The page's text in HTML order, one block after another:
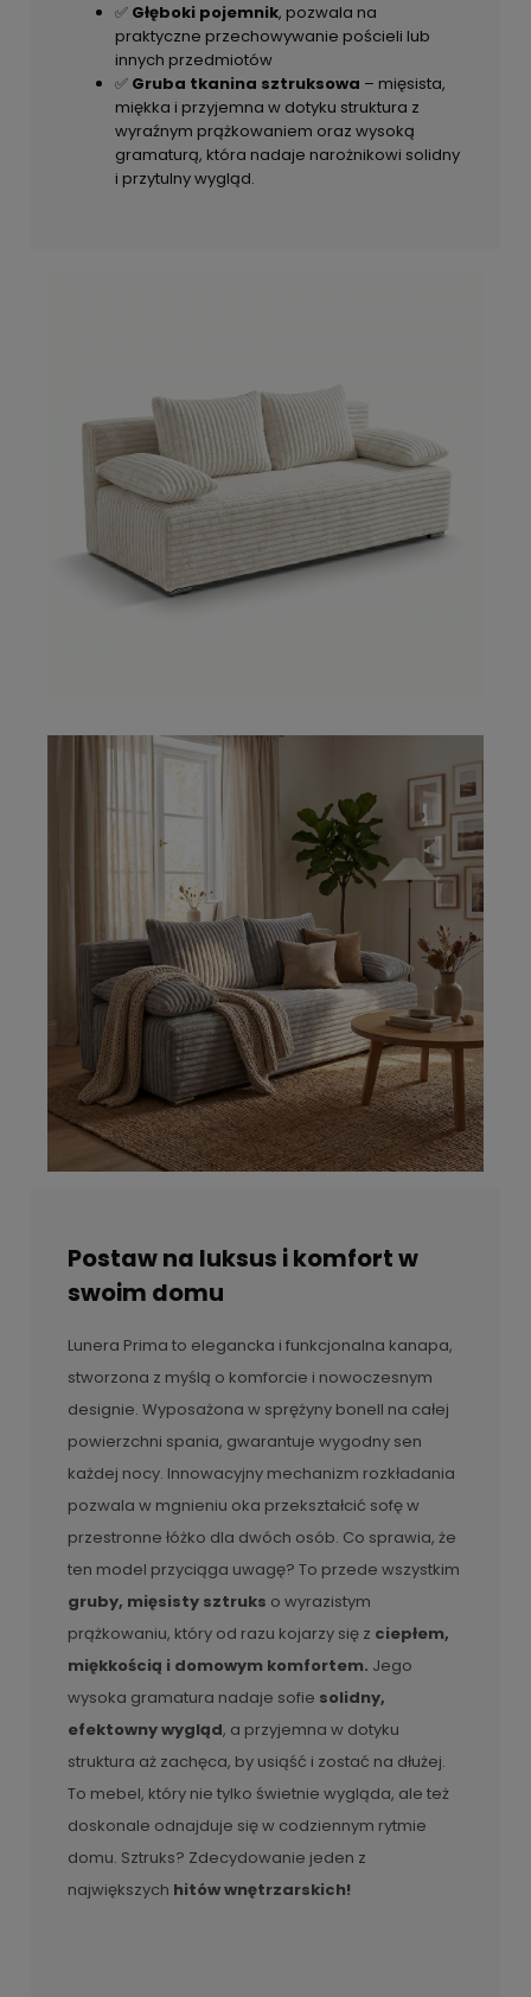
✅ Głęboki pojemnik, pozwala na
praktyczne przechowywanie pościeli lub
innych przedmiotów
✅ Gruba tkanina sztruksowa – mięsista,
miękka i przyjemna w dotyku struktura z
wyraźnym prążkowaniem oraz wysoką
gramaturą, która nadaje narożnikowi solidny
i przytulny wygląd.
Postaw na luksus i komfort w
swoim domu
Lunera Prima to elegancka i funkcjonalna kanapa,
stworzona z myślą o komforcie i nowoczesnym
designie. Wyposażona w sprężyny bonell na całej
powierzchni spania, gwarantuje wygodny sen
każdej nocy. Innowacyjny mechanizm rozkładania
pozwala w mgnieniu oka przekształcić sofę w
przestronne łóżko dla dwóch osób. Co sprawia, że
ten model przyciąga uwagę? To przede wszystkim
gruby, mięsisty sztruks o wyrazistym
prążkowaniu, który od razu kojarzy się z ciepłem,
miękkością i domowym komfortem. Jego
wysoka gramatura nadaje sofie solidny,
efektowny wygląd, a przyjemna w dotyku
struktura aż zachęca, by usiąść i zostać na dłużej.
To mebel, który nie tylko świetnie wygląda, ale też
doskonale odnajduje się w codziennym rytmie
domu. Sztruks? Zdecydowanie jeden z
największych hitów wnętrzarskich!